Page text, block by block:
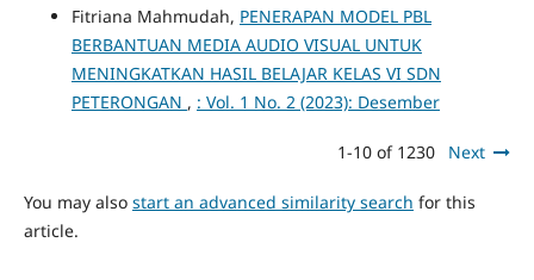
Fitriana Mahmudah, PENERAPAN MODEL PBL
BERBANTUAN MEDIA AUDIO VISUAL UNTUK
MENINGKATKAN HASIL BELAJAR KELAS VI SDN
PETERONGAN , : Vol. 1 No. 2 (2023): Desember
1-10 of 1230 Next
You may also start an advanced similarity search for this
article.